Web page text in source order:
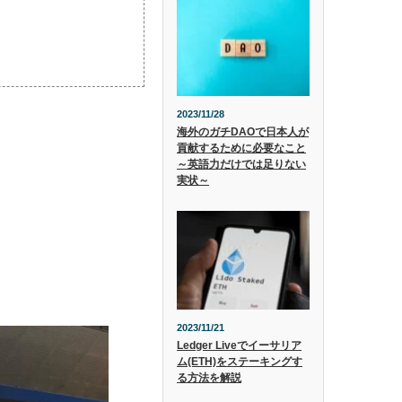
2023/11/28
海外のガチDAOで日本人が
貢献するために必要なこと
～英語力だけでは足りない
実状～
2023/11/21
Ledger Liveでイーサリア
ム(ETH)をステーキングす
る方法を解説